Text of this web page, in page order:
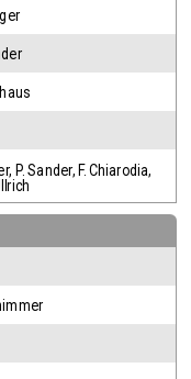
, P. Sander, F. Chiarodia,